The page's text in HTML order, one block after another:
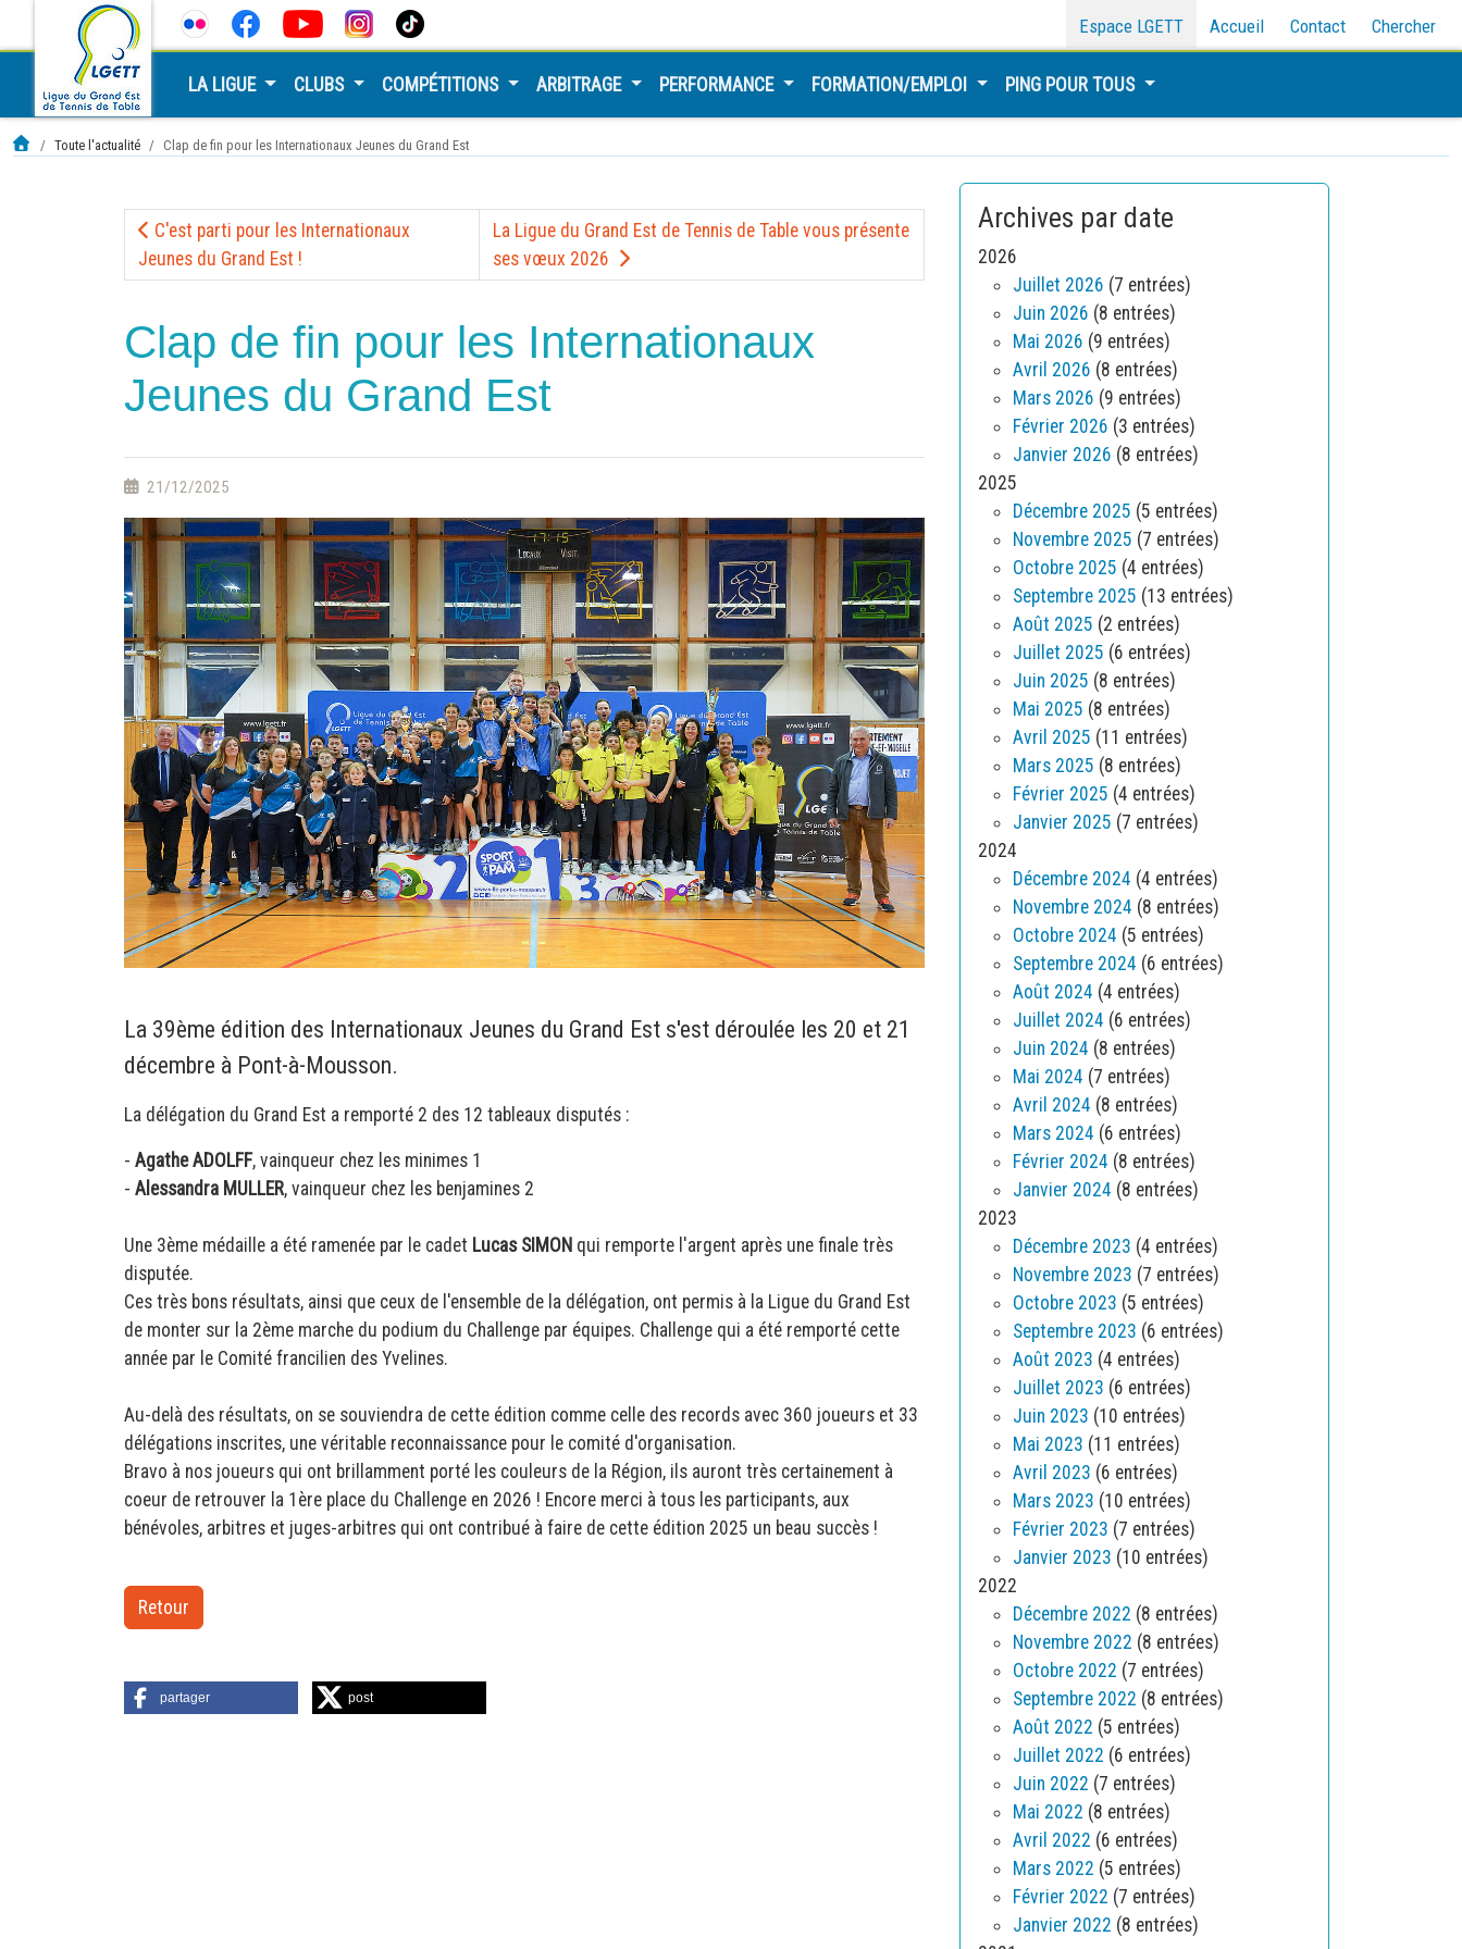
Espace LGETT Accueil Contact Chercher
LA LIGUE CLUBS COMPÉTITIONS ARBITRAGE PERFORMANCE FORMATION/EMPLOI PING POUR TOUS
Toute l'actualité Clap de fin pour les Internationaux Jeunes du Grand Est
C'est parti pour les Internationaux
Jeunes du Grand Est !
La Ligue du Grand Est de Tennis de Table vous présente
ses vœux 2026
Clap de fin pour les Internationaux
Jeunes du Grand Est
21/12/2025
La 39ème édition des Internationaux Jeunes du Grand Est s'est déroulée les 20 et 21
décembre à Pont-à-Mousson.
La délégation du Grand Est a remporté 2 des 12 tableaux disputés :
- Agathe ADOLFF, vainqueur chez les minimes 1
- Alessandra MULLER, vainqueur chez les benjamines 2
Une 3ème médaille a été ramenée par le cadet Lucas SIMON qui remporte l'argent après une finale très
disputée.
Ces très bons résultats, ainsi que ceux de l'ensemble de la délégation, ont permis à la Ligue du Grand Est
de monter sur la 2ème marche du podium du Challenge par équipes. Challenge qui a été remporté cette
année par le Comité francilien des Yvelines.
Au-delà des résultats, on se souviendra de cette édition comme celle des records avec 360 joueurs et 33
délégations inscrites, une véritable reconnaissance pour le comité d'organisation.
Bravo à nos joueurs qui ont brillamment porté les couleurs de la Région, ils auront très certainement à
coeur de retrouver la 1ère place du Challenge en 2026 ! Encore merci à tous les participants, aux
bénévoles, arbitres et juges-arbitres qui ont contribué à faire de cette édition 2025 un beau succès !
Retour
partager post
Archives par date
2026
Juillet 2026 (7 entrées)
Juin 2026 (8 entrées)
Mai 2026 (9 entrées)
Avril 2026 (8 entrées)
Mars 2026 (9 entrées)
Février 2026 (3 entrées)
Janvier 2026 (8 entrées)
2025
Décembre 2025 (5 entrées)
Novembre 2025 (7 entrées)
Octobre 2025 (4 entrées)
Septembre 2025 (13 entrées)
Août 2025 (2 entrées)
Juillet 2025 (6 entrées)
Juin 2025 (8 entrées)
Mai 2025 (8 entrées)
Avril 2025 (11 entrées)
Mars 2025 (8 entrées)
Février 2025 (4 entrées)
Janvier 2025 (7 entrées)
2024
Décembre 2024 (4 entrées)
Novembre 2024 (8 entrées)
Octobre 2024 (5 entrées)
Septembre 2024 (6 entrées)
Août 2024 (4 entrées)
Juillet 2024 (6 entrées)
Juin 2024 (8 entrées)
Mai 2024 (7 entrées)
Avril 2024 (8 entrées)
Mars 2024 (6 entrées)
Février 2024 (8 entrées)
Janvier 2024 (8 entrées)
2023
Décembre 2023 (4 entrées)
Novembre 2023 (7 entrées)
Octobre 2023 (5 entrées)
Septembre 2023 (6 entrées)
Août 2023 (4 entrées)
Juillet 2023 (6 entrées)
Juin 2023 (10 entrées)
Mai 2023 (11 entrées)
Avril 2023 (6 entrées)
Mars 2023 (10 entrées)
Février 2023 (7 entrées)
Janvier 2023 (10 entrées)
2022
Décembre 2022 (8 entrées)
Novembre 2022 (8 entrées)
Octobre 2022 (7 entrées)
Septembre 2022 (8 entrées)
Août 2022 (5 entrées)
Juillet 2022 (6 entrées)
Juin 2022 (7 entrées)
Mai 2022 (8 entrées)
Avril 2022 (6 entrées)
Mars 2022 (5 entrées)
Février 2022 (7 entrées)
Janvier 2022 (8 entrées)